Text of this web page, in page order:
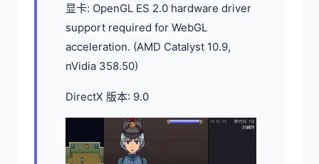
显卡: OpenGL ES 2.0 hardware driver
support required for WebGL
acceleration. (AMD Catalyst 10.9,
nVidia 358.50)
DirectX 版本: 9.0